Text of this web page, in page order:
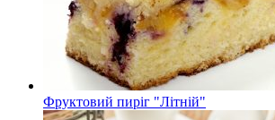
Фруктовий пиріг "Літній"